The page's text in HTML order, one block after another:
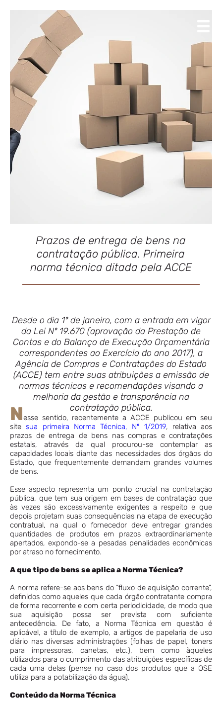
Prazos de entrega de bens na
contratação pública. Primeira
norma técnica ditada pela ACCE
Desde o dia 1º de janeiro, com a entrada em vigor
da Lei Nº 19.670 (aprovação da Prestação de
Contas e do Balanço de Execução Orçamentária
correspondentes ao Exercício do ano 2017), a
Agência de Compras e Contratações do Estado
(ACCE) tem entre suas atribuições a emissão de
normas técnicas e recomendações visando a
melhoria da gestão e transparência na
contratação pública.
Nesse sentido, recentemente a ACCE publicou em seu
sitesua primeira Norma Técnica, Nº 1/2019, relativa aos
prazos de entrega de bens nas compras e contratações
estatais, através da qual procurou-se contemplar as
capacidades locais diante das necessidades dos órgãos do
Estado, que frequentemente demandam grandes volumes
de bens.
Esse aspecto representa um ponto crucial na contratação
pública, que tem sua origem em bases de contratação que
às vezes são excessivamente exigentes a respeito e que
depois projetam suas consequências na etapa de execução
contratual, na qual o fornecedor deve entregar grandes
quantidades de produtos em prazos extraordinariamente
apertados, expondo-se a pesadas penalidades econômicas
por atraso no fornecimento.
A que tipo de bens se aplica a Norma Técnica?
A norma refere-se aos bens do “fluxo de aquisição corrente”,
definidos como aqueles que cada órgão contratante compra
de forma recorrente e com certa periodicidade, de modo que
sua aquisição possa ser prevista com suficiente
antecedência. De fato, a Norma Técnica em questão é
aplicável, a título de exemplo, a artigos de papelaria de uso
diário nas diversas administrações (folhas de papel, toners
para impressoras, canetas, etc.), bem como àqueles
utilizados para o cumprimento das atribuições específicas de
cada uma delas (pense no caso dos produtos que a OSE
utiliza para a potabilização da água).
Conteúdo da Norma Técnica